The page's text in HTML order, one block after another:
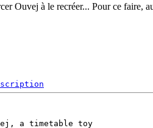
Ouvej à le recréer... Pour ce faire,